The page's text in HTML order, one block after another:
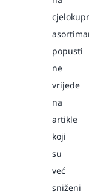
popusti
ne
vrijede
na
artikle
koji
su
već
sniženi